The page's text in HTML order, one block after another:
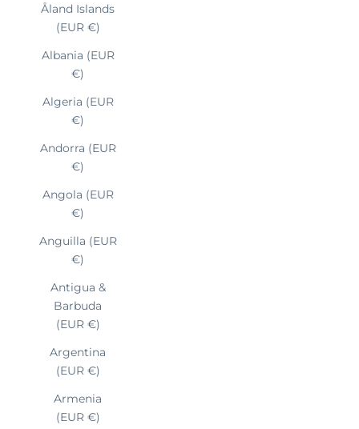
Åland Islands
(EUR €)
Albania (EUR
€)
Algeria (EUR
€)
Andorra (EUR
€)
Angola (EUR
€)
Anguilla (EUR
€)
Antigua &
Barbuda
(EUR €)
Argentina
(EUR €)
Armenia
(EUR €)